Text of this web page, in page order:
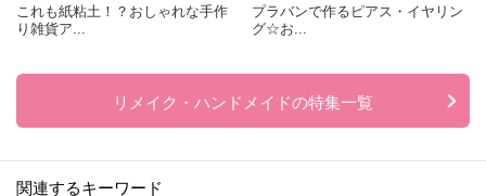
これも紙粘土！？おしゃれな手作
り雑貨ア...
プラバンで作るピアス・イヤリン
グ☆お...
リメイク・ハンドメイドの特集一覧
関連するキーワード